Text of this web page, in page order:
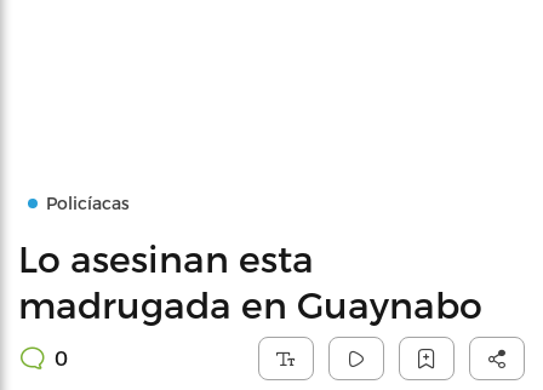
Policíacas
Lo asesinan esta
madrugada en Guaynabo
0